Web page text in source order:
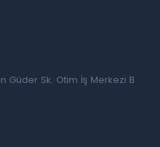
Güder Sk. Otim İş Merkezi B